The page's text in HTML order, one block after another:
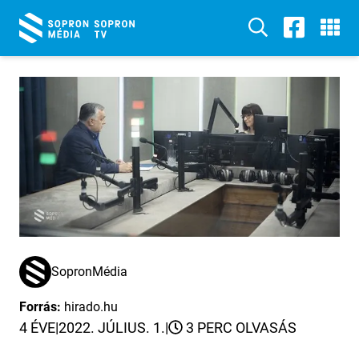
SopronMédia
Forrás: hirado.hu
4 ÉVE|2022. JÚLIUS. 1.| 3 PERC OLVASÁS